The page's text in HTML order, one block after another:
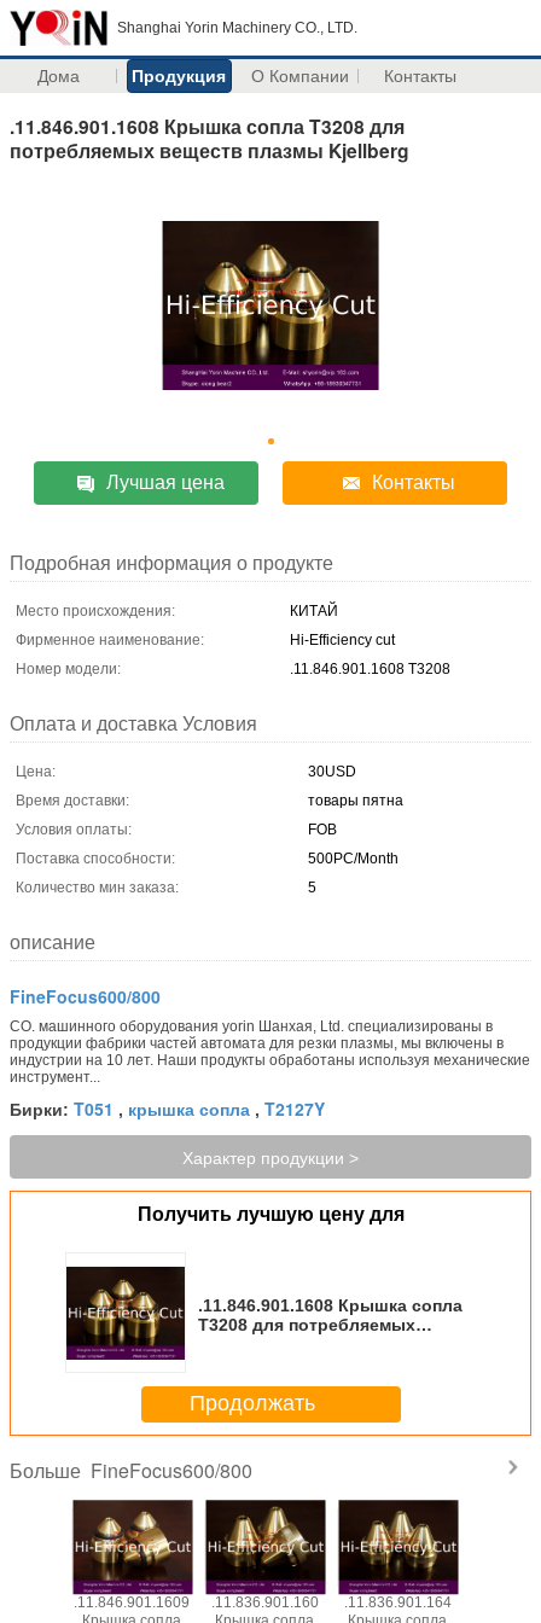
Shanghai Yorin Machinery CO., LTD.
Дома Продукция О Компании Контакты
.11.846.901.1608 Крышка сопла T3208 для
потребляемых веществ плазмы Kjellberg
Лучшая цена Контакты
Подробная информация о продукте
Место происхождения:
КИТАЙ
Фирменное наименование:
Hi-Efficiency cut
Номер модели:
.11.846.901.1608 T3208
Оплата и доставка Условия
Цена:
30USD
Время доставки:
товары пятна
Условия оплаты:
FOB
Поставка способности:
500PC/Month
Количество мин заказа:
5
описание
FineFocus600/800
CO. машинного оборудования yorin Шанхая, Ltd. специализированы в
продукции фабрики частей автомата для резки плазмы, мы включены в
индустрии на 10 лет. Наши продукты обработаны используя механические
инструмент...
Бирки: T051 , крышка сопла , T2127Y
Характер продукции >
Получить лучшую цену для
.11.846.901.1608 Крышка сопла
T3208 для потребляемых
Продолжать
Больше FineFocus600/800
.11.846.901.1609
.11.836.901.160
.11.836.901.164